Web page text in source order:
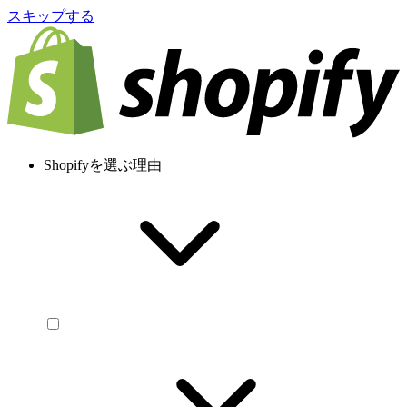
スキップする
Shopifyを選ぶ理由